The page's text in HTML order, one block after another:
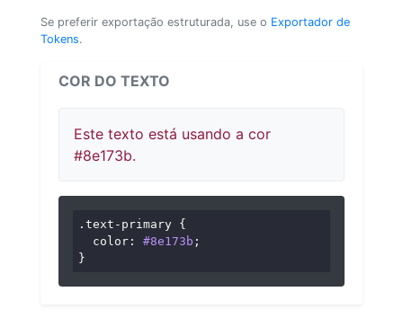
Se preferir exportação estruturada, use o Exportador de
Tokens.
COR DO TEXTO
Este texto está usando a cor
#8e173b.
.text-primary {
color : #8e173b ;
}